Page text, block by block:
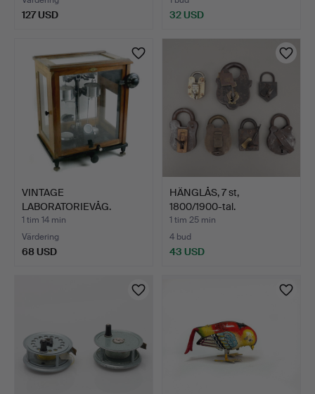
127 USD 32 USD
VINTAGE
LABORATORIEVÅG.
1 tim 14 min
Värdering
68 USD
HÄNGLÅS, 7 st,
1800/1900-tal.
1 tim 25 min
4 bud
43 USD